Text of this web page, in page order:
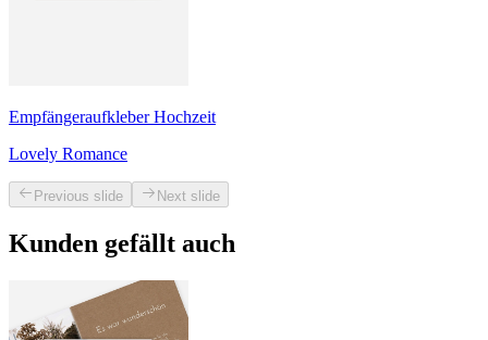
Empfängeraufkleber Hochzeit
Lovely Romance
Previous slide Next slide
Kunden gefällt auch